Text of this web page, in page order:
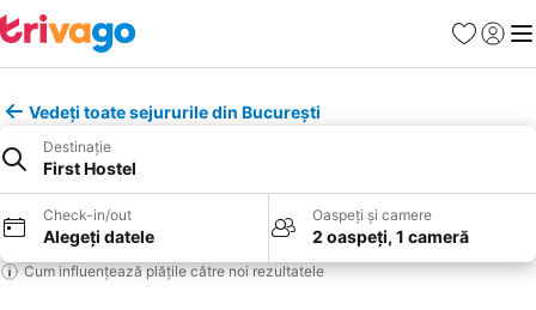
Favorite
Vedeți toate sejururile din București
Destinație
First Hostel
Check-in/out
Alegeți datele
Oaspeți și camere
2 oaspeți, 1 cameră
Cum influențează plățile către noi rezultatele